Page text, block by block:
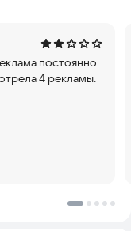
голодным
из более чем
доступно
учитывающая
постоянно
4 рекламы.